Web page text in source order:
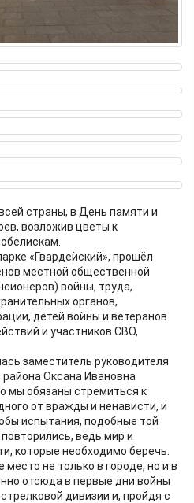
страны, в День памяти и
возложив цветы к
«Гвардейский», прошёл
местной общественной
войны, труда,
органов,
детей войны и ветеранов
и участников СВО,
заместитель руководителя
Оксана Ивановна
мы обязаны стремиться к
от вражды и ненависти, и
испытания, подобные той
ведь мир и
которые необходимо беречь.
место не только в городе, но и в
отсюда в первые дни войны
дивизии и, пройдя с